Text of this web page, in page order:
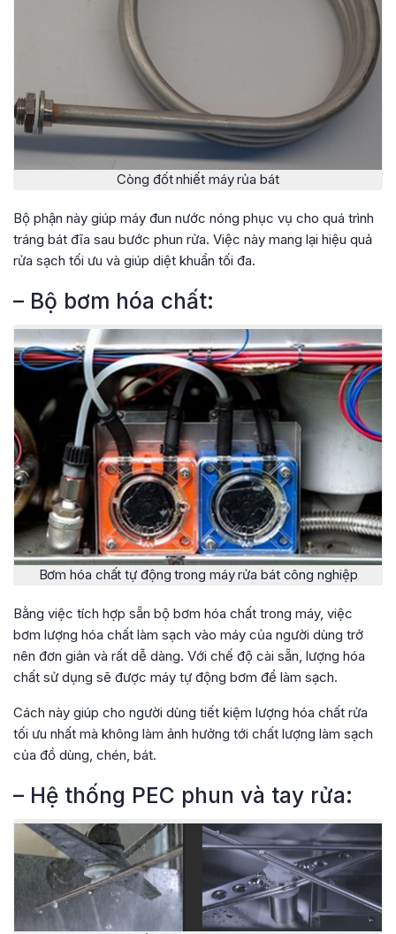
Còng đốt nhiết máy rủa bát
Bộ phận này giúp máy đun nước nóng phục vụ cho quá trình
tráng bát đĩa sau bước phun rửa. Việc này mang lại hiệu quả
rửa sạch tối ưu và giúp diệt khuẩn tối đa.
– Bộ bơm hóa chất:
Bơm hóa chất tự động trong máy rửa bát công nghiệp
Bằng việc tích hợp sẵn bộ bơm hóa chất trong máy, việc
bơm lượng hóa chất làm sạch vào máy của người dùng trở
nên đơn giản và rất dễ dàng. Với chế độ cài sẵn, lượng hóa
chất sử dụng sẽ được máy tự động bơm để làm sạch.
Cách này giúp cho người dùng tiết kiệm lượng hóa chất rửa
tối ưu nhất mà không làm ảnh hưởng tới chất lượng làm sạch
của đồ dùng, chén, bát.
– Hệ thống PEC phun và tay rửa: